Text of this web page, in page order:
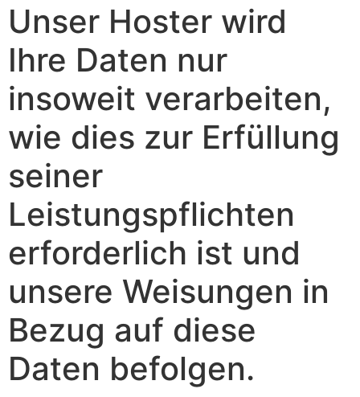
Unser Hoster wird
Ihre Daten nur
insoweit verarbeiten,
wie dies zur Erfüllung
seiner
Leistungspflichten
erforderlich ist und
unsere Weisungen in
Bezug auf diese
Daten befolgen.